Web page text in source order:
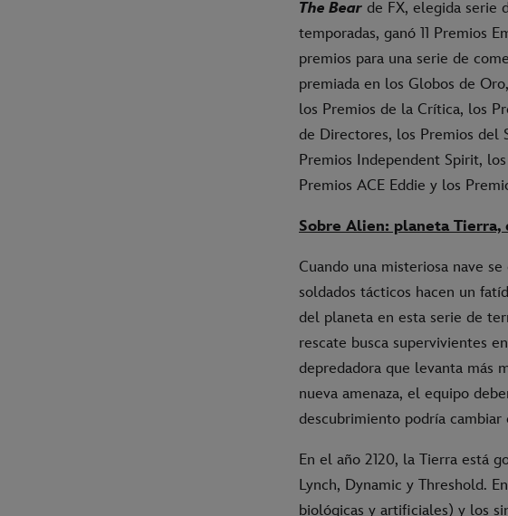
The Bear de FX, elegida serie
temporadas, ganó 11 Premios
premios para una serie de
premiada en los Globos de
los Premios de la Crítica, los
de Directores, los Premios del
Premios Independent Spirit,
Premios ACE Eddie y los
Sobre Alien: planeta Tierra,
Cuando una misteriosa nave
soldados tácticos hacen un
del planeta en esta serie de
rescate busca supervivientes
depredadora que levanta más
nueva amenaza, el equipo
descubrimiento podría
En el año 2120, la Tierra está
Lynch, Dynamic y Threshold.
biológicas y artificiales) y los